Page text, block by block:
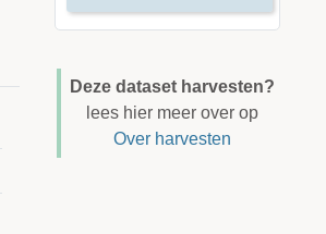
Deze dataset harvesten?
lees hier meer over op
Over harvesten